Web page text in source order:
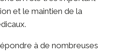
et le maintien de la
à de nombreuses